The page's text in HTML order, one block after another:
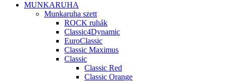
MUNKARUHA
Munkaruha szett
ROCK ruhák
Classic4Dynamic
EuroClassic
Classic Maximus
Classic
Classic Red
Classic Orange